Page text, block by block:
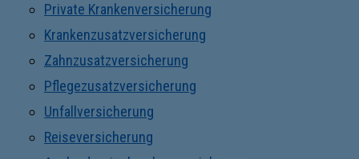
Private Krankenversicherung
Krankenzusatzversicherung
Zahnzusatzversicherung
Pflegezusatzversicherung
Unfallversicherung
Reiseversicherung